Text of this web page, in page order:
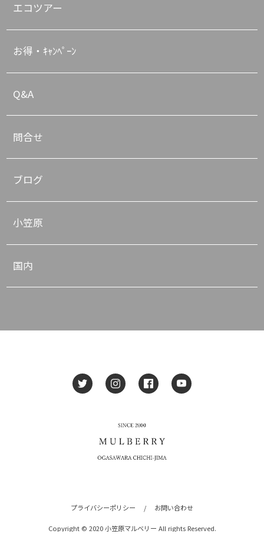
エコツアー
お得・ｷｬﾝﾍﾟｰﾝ
Q&A
問合せ
ブログ
小笠原
国内
プライバシーポリシー / お問い合わせ
Copyright © 2020 小笠原マルベリー All rights Reserved.